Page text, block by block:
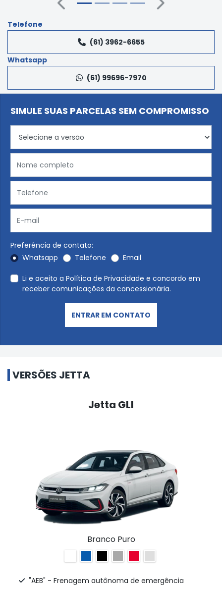
SIMULE SUAS PARCELAS SEM COMPROMISSO
Preferência de contato:
Whatsapp
Telefone Email
Li e aceito a Política de Privacidade e concordo em
receber comunicações da concessionária.
ENTRAR EM CONTATO
Anterior Próximo
Telefone
(61) 3962-6655
Whatsapp
(61) 99696-7970
VERSÕES JETTA
Jetta GLI
Branco Puro
"AEB" - Frenagem autônoma de emergência